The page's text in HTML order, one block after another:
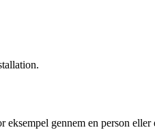
gennem en person